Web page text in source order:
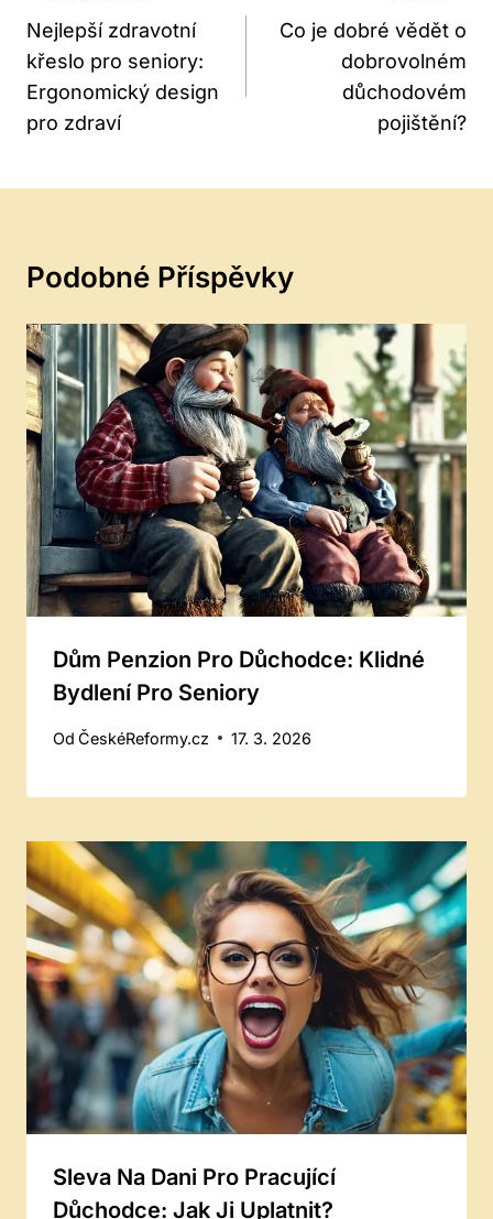
Pro
Příspěvek
Nejlepší zdravotní
křeslo pro seniory:
Ergonomický design
pro zdraví
Co je dobré vědět o
dobrovolném
důchodovém
pojištění?
Podobné Příspěvky
Dům Penzion Pro Důchodce: Klidné
Bydlení Pro Seniory
Od ČeskéReformy.cz 17. 3. 2026
Sleva Na Dani Pro Pracující
Důchodce: Jak Ji Uplatnit?